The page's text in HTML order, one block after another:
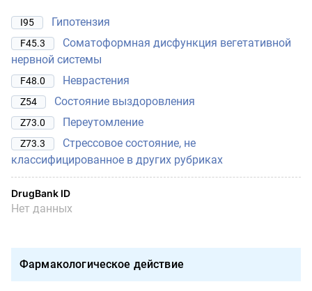
I95 Гипотензия
F45.3
Соматоформная дисфункция вегетативной
нервной системы
F48.0 Неврастения
Z54 Состояние выздоровления
Z73.0 Переутомление
Z73.3
Стрессовое состояние, не
классифицированное в других рубриках
DrugBank ID
Нет данных
Фармакологическое действие